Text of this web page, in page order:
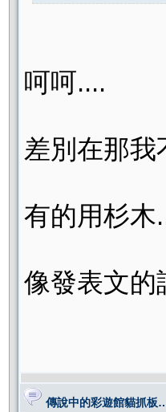
呵呵....
差別在那我
有的用杉木
像發表文的
傳說中的彩遊館貓抓板